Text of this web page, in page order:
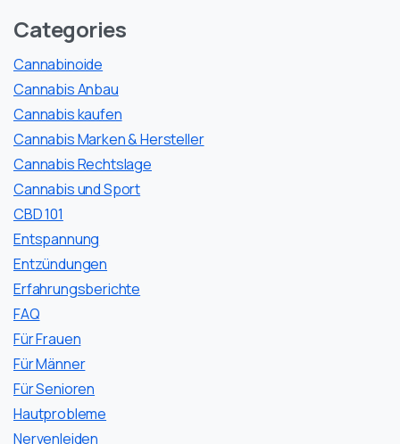
Categories
Cannabinoide
Cannabis Anbau
Cannabis kaufen
Cannabis Marken & Hersteller
Cannabis Rechtslage
Cannabis und Sport
CBD 101
Entspannung
Entzündungen
Erfahrungsberichte
FAQ
Für Frauen
Für Männer
Für Senioren
Hautprobleme
Nervenleiden